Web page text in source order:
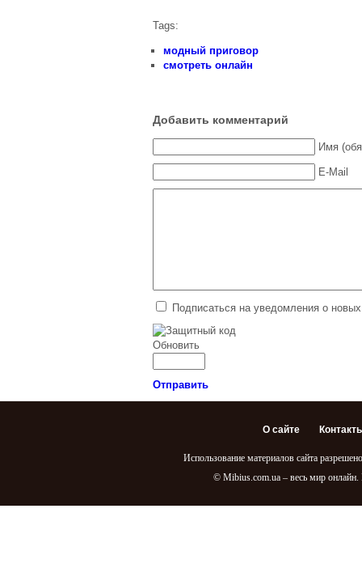
Tags:
модный приговор
смотреть онлайн
Добавить комментарий
Имя
E-Mail
Подписаться на уведомления о
Обновить
Отправить
О сайте
Использование материалов сайта
© Mibius.com.ua – весь мир онлайн.